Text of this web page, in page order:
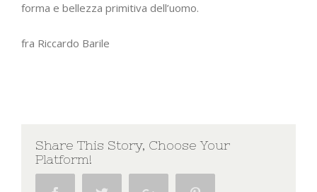
forma e bellezza primitiva dell’uomo.
fra Riccardo Barile
Share This Story, Choose Your
Platform!